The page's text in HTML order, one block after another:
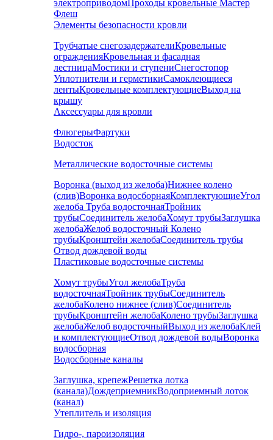
электроприводомПроходы кровельные Мастер
Флеш
Элементы безопасности кровли
Трубчатые снегозадержателиКровельные
огражденияКровельная и фасадная
лестницаМостики и ступениСнегостопор
Уплотнители и герметикиСамоклеющиеся
лентыКровельные комплектующиеВыход на
крышу
Аксессуары для кровли
ФлюгерыФартуки
Водосток
Металлические водосточные системы
Воронка (выход из желоба)Нижнее колено
(слив)Воронка водосборнаяКомплектующиеУгол
желоба Труба водосточнаяТройник
трубыСоединитель желобаХомут трубыЗаглушка
желобаЖелоб водосточный Колено
трубыКронштейн желобаСоединитель трубы
Отвод дождевой воды
Пластиковые водосточные системы
Хомут трубыУгол желобаТруба
водосточнаяТройник трубыСоединитель
желобаКолено нижнее (слив)Соединитель
трубыКронштейн желобаКолено трубыЗаглушка
желобаЖелоб водосточныйВыход из желобаКлей
и комплектующиеОтвод дождевой водыВоронка
водосборная
Водосборные каналы
Заглушка, крепежРешетка лотка
(канала)ДождеприемникВодоприемный лоток
(канал)
Утеплитель и изоляция
Гидро-, пароизоляция